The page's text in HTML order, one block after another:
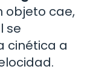
objeto cae,
se
cinética a